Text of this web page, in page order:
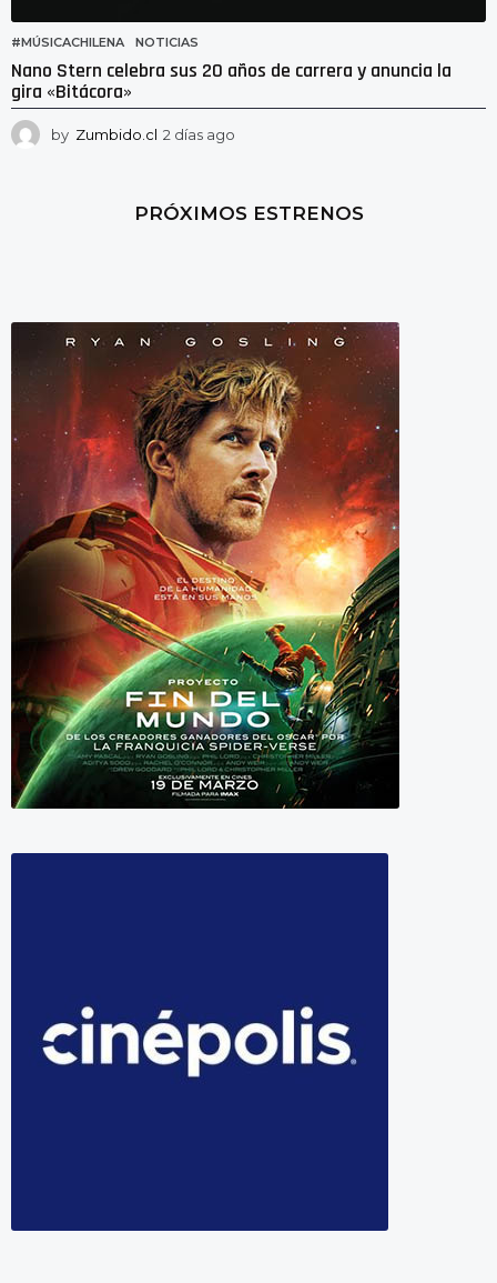
#MÚSICACHILENA ,NOTICIAS
Nano Stern celebra sus 20 años de carrera y anuncia la
gira «Bitácora»
by Zumbido.cl 2 días ago
s
PRÓXIMOS ESTRENOS